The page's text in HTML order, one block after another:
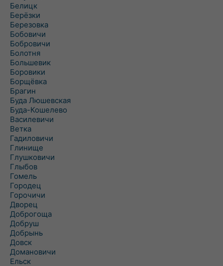
Белицк
Берёзки
Березовка
Бобовичи
Бобровичи
Болотня
Большевик
Боровики
Борщёвка
Брагин
Буда Люшевская
Буда-Кошелево
Василевичи
Ветка
Гадиловичи
Глинище
Глушковичи
Глыбов
Гомель
Городец
Горочичи
Дворец
Доброгоща
Добруш
Добрынь
Довск
Домановичи
Ельск